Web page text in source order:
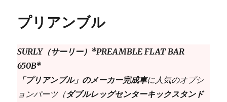
プリアンブル
SURLY（サーリー）*PREAMBLE FLAT BAR
650B*
「プリアンブル」のメーカー完成車に人気のオプシ
ョンパーツ（ダブルレッグセンターキックスタンド